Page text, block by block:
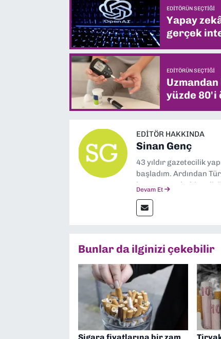
EDITÖRÜN SEÇTIĞI
Yapay
gerçek
EDITÖRÜN SEÇTIĞI
yüzde
EDITÖR HAKKINDA
Sinan Genç
43 yıldır gazetecilik
başladım. Ardından
boyunca muhabir,
anda Dokuz Eylül
Devam Et
Bunlar da ilginizi çekebilir